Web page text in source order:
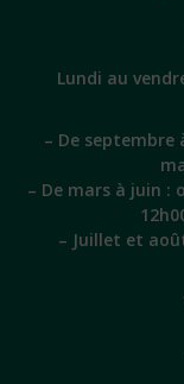
Lundi au
– De
– De mars à juin :
– Juillet et